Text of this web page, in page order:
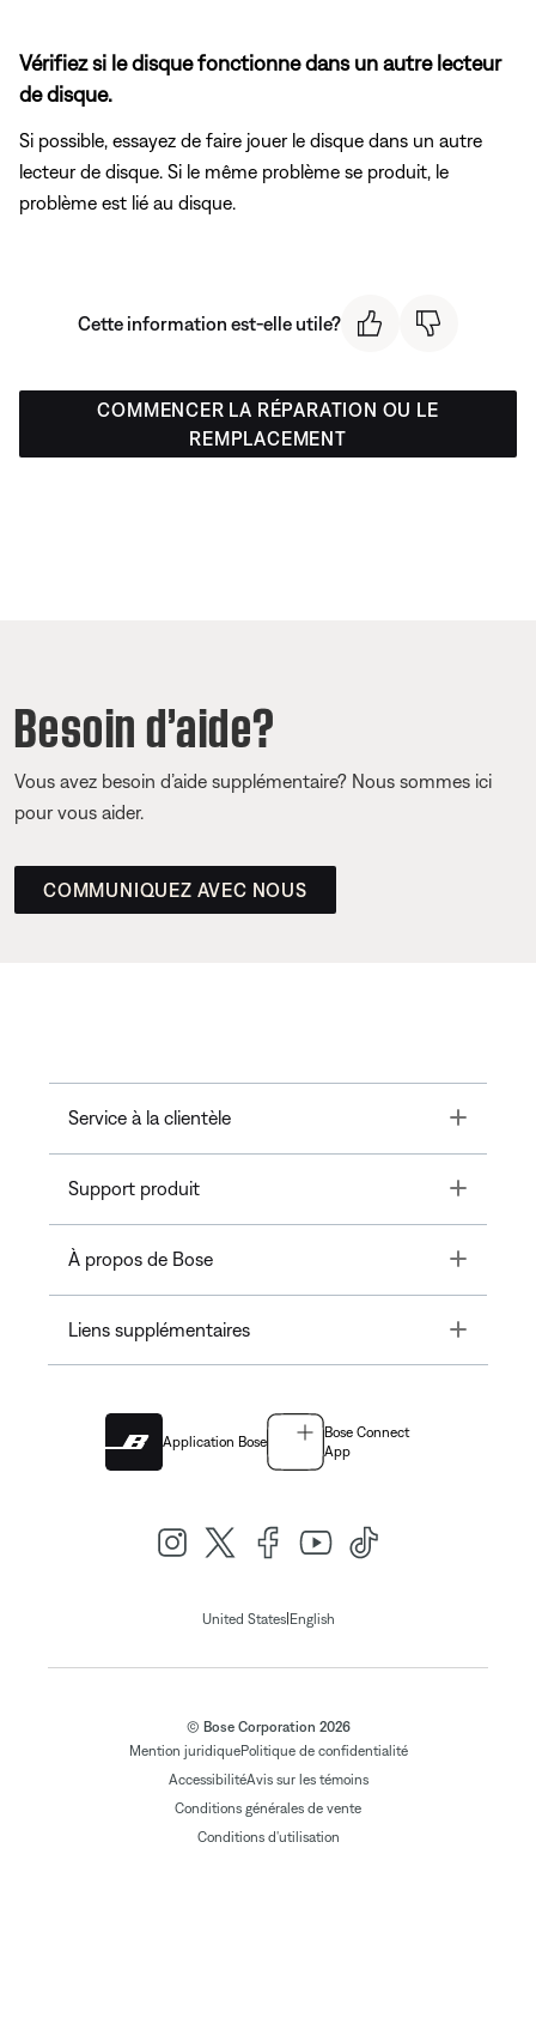
Vérifiez si le disque fonctionne dans un autre lecteur
de disque.
Si possible, essayez de faire jouer le disque dans un autre
lecteur de disque. Si le même problème se produit, le
problème est lié au disque.
Cette information est-elle utile?
COMMENCER LA RÉPARATION OU LE
REMPLACEMENT
Besoin d’aide?
Vous avez besoin d’aide supplémentaire? Nous sommes ici
pour vous aider.
COMMUNIQUEZ AVEC NOUS
Service à la clientèle Toggle
Support produit Toggle
À propos de Bose Toggle
Liens supplémentaires Toggle
Application Bose
Bose Connect
App
United States| English
© Bose Corporation 2026
Mention juridiquePolitique de confidentialité
AccessibilitéAvis sur les témoins
Conditions générales de vente
Conditions d'utilisation